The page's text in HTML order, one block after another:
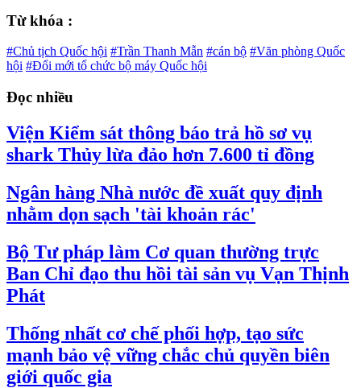
Từ khóa :
#Chủ tịch Quốc hội #Trần Thanh Mẫn #cán bộ #Văn phòng Quốc
hội #Đổi mới tổ chức bộ máy Quốc hội
Đọc nhiều
Viện Kiểm sát thông báo trả hồ sơ vụ
shark Thủy lừa đảo hơn 7.600 tỉ đồng
Ngân hàng Nhà nước đề xuất quy định
nhằm dọn sạch 'tài khoản rác'
Bộ Tư pháp làm Cơ quan thường trực
Ban Chỉ đạo thu hồi tài sản vụ Vạn Thịnh
Phát
Thống nhất cơ chế phối hợp, tạo sức
mạnh bảo vệ vững chắc chủ quyền biên
giới quốc gia